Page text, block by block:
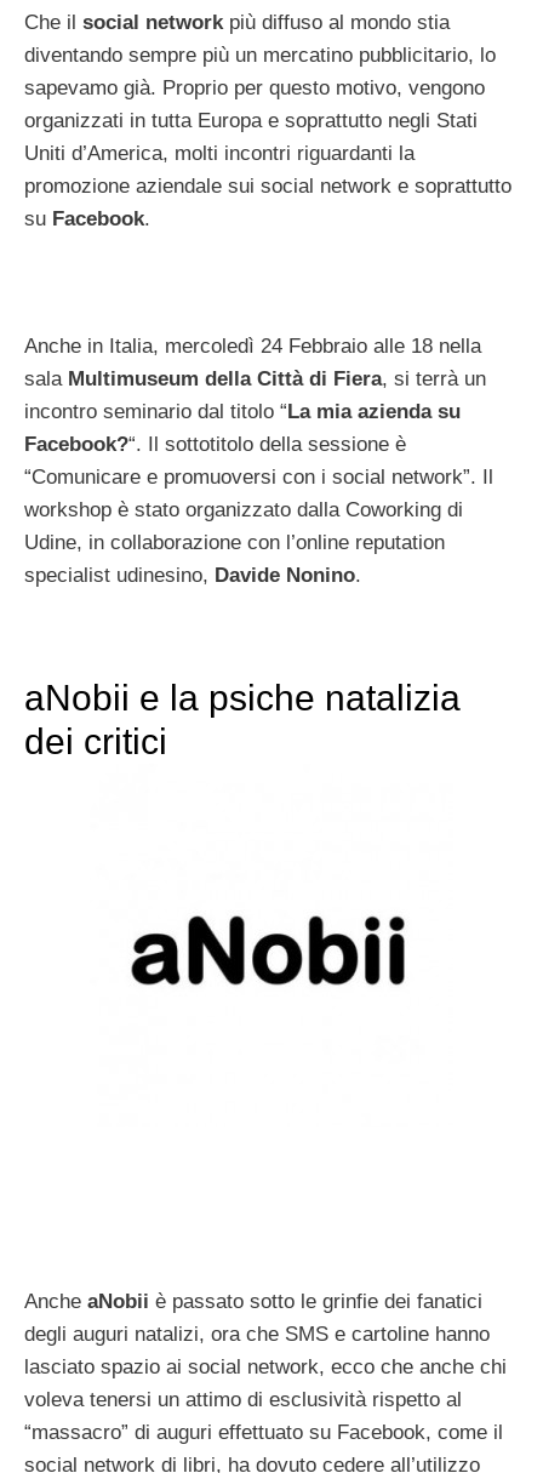
Che il social networkpiù diffuso al mondo stia
diventando sempre più un mercatino pubblicitario, lo
sapevamo già. Proprio per questo motivo, vengono
organizzati in tutta Europa e soprattutto negli Stati
Uniti d’America, molti incontri riguardanti la
promozione aziendale sui social network e soprattutto
su Facebook.
Anche in Italia, mercoledì 24 Febbraio alle 18 nella
sala Multimuseum della Città di Fiera, si terrà un
incontro seminario dal titolo “La mia azienda su
Facebook?“. Il sottotitolo della sessione è
“Comunicare e promuoversi con i social network”. Il
workshop è stato organizzato dalla Coworking di
Udine, in collaborazione con l’online reputation
specialist udinesino, Davide Nonino.
aNobii e la psiche natalizia
dei critici
Anche aNobii è passato sotto le grinfie dei fanatici
degli auguri natalizi, ora che SMS e cartoline hanno
lasciato spazio ai social network, ecco che anche chi
voleva tenersi un attimo di esclusività rispetto al
“massacro” di auguri effettuato su Facebook, come il
social network di libri, ha dovuto cedere all’utilizzo